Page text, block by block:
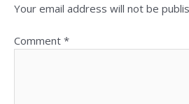
Your email address will not be
Comment *